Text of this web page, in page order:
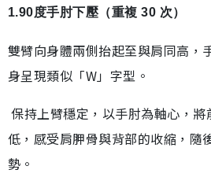
1.90度手肘下壓（重複 30 次）
雙臂向身體兩側抬起至與肩同高，
身呈現類似「W」字型。
保持上臂穩定，以手肘為軸心，
低，感受肩胛骨與背部的收縮，隨
勢。